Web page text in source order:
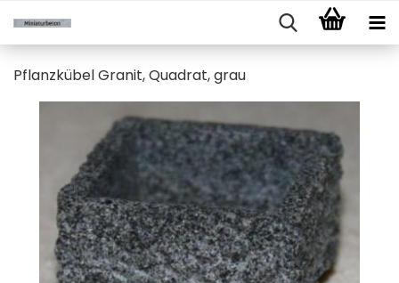
Pflanzkübel Granit, Quadrat, grau